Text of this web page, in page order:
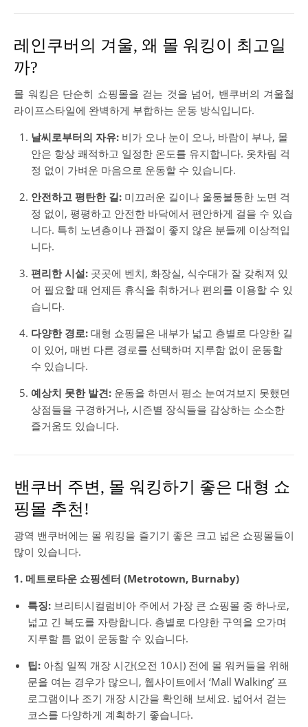
레인쿠버의 겨울, 왜 몰 워킹이 최고일
까?
몰 워킹은 단순히 쇼핑몰을 걷는 것을 넘어, 밴쿠버의 겨울철
라이프스타일에 완벽하게 부합하는 운동 방식입니다.
날씨로부터의 자유: 비가 오나 눈이 오나, 바람이 부나, 몰
안은 항상 쾌적하고 일정한 온도를 유지합니다. 옷차림 걱
정 없이 가벼운 마음으로 운동할 수 있습니다.
안전하고 평탄한 길: 미끄러운 길이나 울퉁불퉁한 노면 걱
정 없이, 평평하고 안전한 바닥에서 편안하게 걸을 수 있습
니다. 특히 노년층이나 관절이 좋지 않은 분들께 이상적입
니다.
편리한 시설: 곳곳에 벤치, 화장실, 식수대가 잘 갖춰져 있
어 필요할 때 언제든 휴식을 취하거나 편의를 이용할 수 있
습니다.
다양한 경로: 대형 쇼핑몰은 내부가 넓고 층별로 다양한 길
이 있어, 매번 다른 경로를 선택하며 지루함 없이 운동할
수 있습니다.
예상치 못한 발견: 운동을 하면서 평소 눈여겨보지 못했던
상점들을 구경하거나, 시즌별 장식들을 감상하는 소소한
즐거움도 있습니다.
밴쿠버 주변, 몰 워킹하기 좋은 대형 쇼
핑몰 추천!
광역 밴쿠버에는 몰 워킹을 즐기기 좋은 크고 넓은 쇼핑몰들이
많이 있습니다.
1. 메트로타운 쇼핑센터 (Metrotown, Burnaby)
특징: 브리티시컬럼비아 주에서 가장 큰 쇼핑몰 중 하나로,
넓고 긴 복도를 자랑합니다. 층별로 다양한 구역을 오가며
지루할 틈 없이 운동할 수 있습니다.
팁: 아침 일찍 개장 시간(오전 10시) 전에 몰 워커들을 위해
문을 여는 경우가 많으니, 웹사이트에서 ‘Mall Walking’ 프
로그램이나 조기 개장 시간을 확인해 보세요. 넓어서 걷는
코스를 다양하게 계획하기 좋습니다.